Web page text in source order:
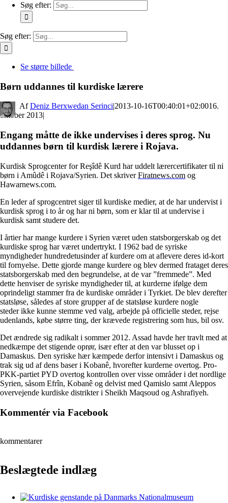
Søg efter:
Søg efter:
Se større billede
Børn uddannes til kurdiske lærere
By Deniz Berxwedan Serinci|2013-10-16T00:40:01+02:0016.
oktober 2013|
Engang måtte de ikke undervises i deres sprog. Nu
uddannes børn til kurdisk lærere i Rojava.
Kurdisk Sprogcenter for Reşîdê Kurd har uddelt lærercertifikater til ni
børn i Amûdê i Rojava/Syrien. Det skriverFiratnews.com og
Hawarnews.com.
En leder af sprogcentret siger til kurdiske medier, at de har undervist i
kurdisk sprog i to år og har ni børn, som er klar til at undervise i
kurdisk samt studere det.
I årtier har mange kurdere i Syrien været uden statsborgerskab og det
kurdiske sprog har været undertrykt. I 1962 bad de syriske
myndigheder hundredetusinder af kurdere om at aflevere deres id-kort
til fornyelse. Dette gjorde mange kurdere og blev dermed frataget deres
statsborgerskab med den begrundelse, at de var ”fremmede”. Med
dette henviser de syriske myndigheder til, at kurderne ifølge dem
oprindeligt stammer fra de kurdiske områder i Tyrkiet. De blev derefter
statsløse, således af store grupper af de statsløse kurdere nogle
steder ikke kunne stemme ved valg, arbejde på officielle steder, rejse
udenlands, købe større ting, der krævede registrering som hus, bil osv.
Det ændrede sig radikalt i sommer 2012. Assad havde her travlt med at
nedkæmpe det stigende oprør, især efter at den var blusset op i
Damaskus. Den syriske hær kæmpede derfor intensivt i Damaskus og
trak sig ud af dens baser i Kobanê, hvorefter kurderne overtog. Pro-
PKK-partiet PYD overtog kontrollen over visse områder i det nordlige
Syrien, såsom Efrîn, Kobanê og delvist med Qamislo samt Aleppos
overvejende kurdiske distrikter i Sheikh Maqsoud og Ashrafiyeh.
Kommentér via Facebook
kommentarer
Beslægtede indlæg